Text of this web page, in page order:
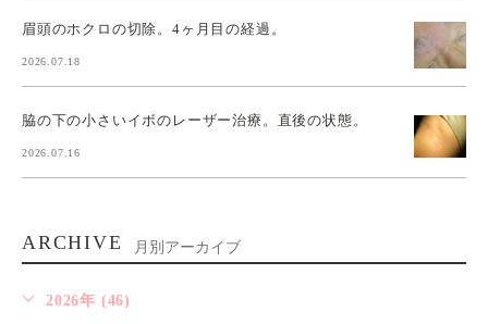
眉頭のホクロの切除。4ヶ月目の経過。
2026.07.18
脇の下の小さいイボのレーザー治療。直後の状態。
2026.07.16
ARCHIVE 月別アーカイブ
2026年 (46)